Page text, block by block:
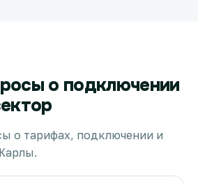
о подключении
о тарифах, подключении и